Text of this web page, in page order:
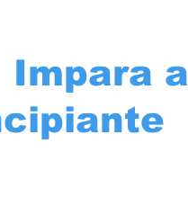
Impara a